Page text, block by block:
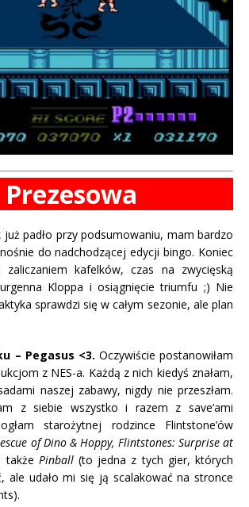
Prezesowa
już padło przy podsumowaniu, mam bardzo
do nadchodzącej edycji bingo. Koniec
zaliczaniem kafelków, czas na zwycięską
Kloppa i osiągnięcie triumfu ;) Nie
sprawdzi się w całym sezonie, ale plan
– Pegasus <3. Oczywiście postanowiłam
z NES-a. Każdą z nich kiedyś znałam,
naszej zabawy, nigdy nie przeszłam.
z siebie wszystko i razem z save’ami
starożytnej rodzince Flintstone’ów
of Dino & Hoppy, Flintstones: Surprise at
także Pinball(to jedna z tych gier, których
ale udało mi się ją scalakować na stronce